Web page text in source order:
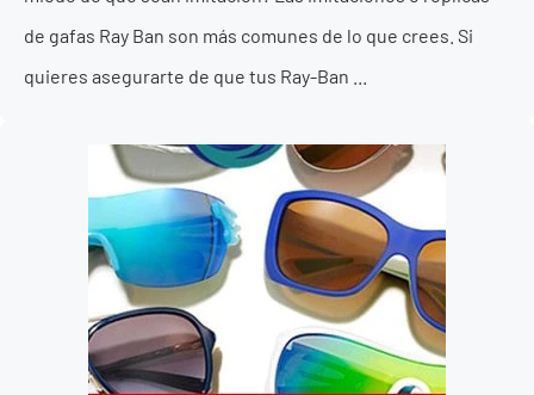
de gafas Ray Ban son más comunes de lo que crees. Si
quieres asegurarte de que tus Ray-Ban ...